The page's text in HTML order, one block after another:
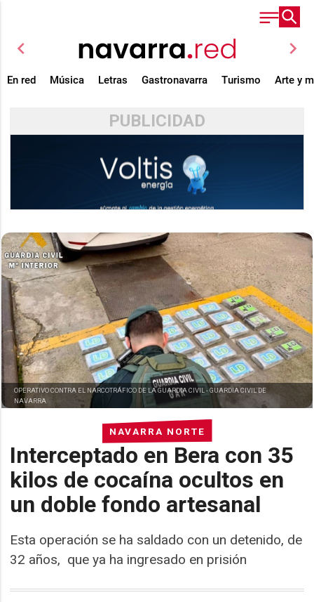
chevron_left chevron_right
En red Música Letras Gastronavarra Turismo Arte y
PUBLICIDAD
NAVARRA NORTE
Interceptado en Bera con 35
kilos de cocaína ocultos en
un doble fondo artesanal
Esta operación se ha saldado con un detenido, de
32 años, que ya ha ingresado en prisión
OPERATIVO CONTRA EL NARCOTRÁFICO DE LA GUARDIA CIVIL -GUARDIA CIVIL DE
NAVARRA